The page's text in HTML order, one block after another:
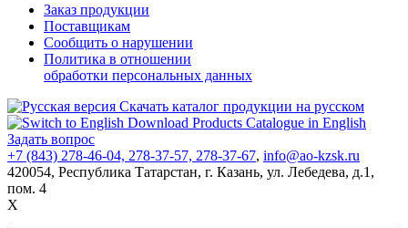
Заказ продукции
Поставщикам
Сообщить о нарушении
Политика в отношении
обработки персональных данных
Скачать каталог продукции на русском
Download Products Catalogue in English
Задать вопрос
+7 (843) 278-46-04, 278-37-57, 278-37-67, info@ao-kzsk.ru
420054, Республика Татарстан, г. Казань, ул. Лебедева, д.1 ,
пом. 4
X